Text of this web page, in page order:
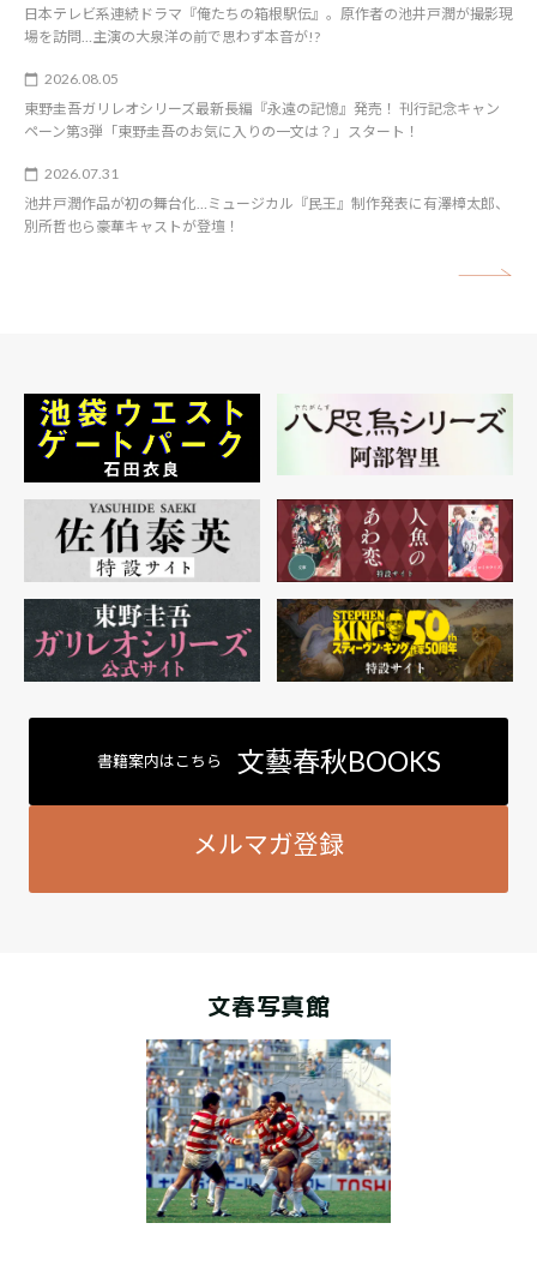
日本テレビ系連続ドラマ『俺たちの箱根駅伝』。原作者の池井戸潤が撮影現
場を訪問…主演の大泉洋の前で思わず本音が!?
2026.08.05
東野圭吾ガリレオシリーズ最新長編『永遠の記憶』発売！ 刊行記念キャン
ペーン第3弾「東野圭吾のお気に入りの一文は？」スタート！
2026.07.31
池井戸潤作品が初の舞台化…ミュージカル『民王』制作発表に有澤樟太郎、
別所哲也ら豪華キャストが登壇！
書籍案内はこちら 文藝春秋BOOKS
メルマガ登録
文春写真館